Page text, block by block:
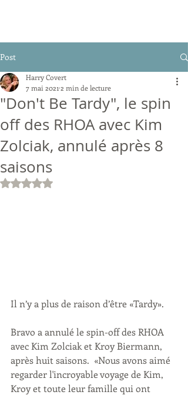
Post
"Don't Be Tardy", le spin
off des RHOA avec Kim
Zolciak, annulé après 8
saisons
Harry Covert
7 mai 2021 2 min de lecture
Noté NaN étoiles sur 5.
Il n’y a plus de raison d’être «Tardy».
Bravo a annulé le spin-off des RHOA
avec Kim Zolciak et Kroy Biermann,
après huit saisons.  «Nous avons aimé
regarder l'incroyable voyage de Kim,
Kroy et toute leur famille qui ont